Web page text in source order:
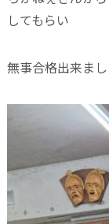
してもらい
無事合格出来ま